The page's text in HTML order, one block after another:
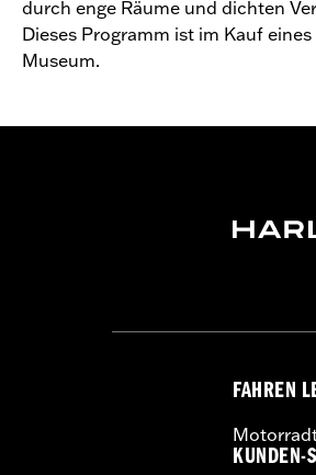
durch enge Räume und dichten
Dieses Programm ist im Kauf
Museum.
FAHREN
KUNDEN-